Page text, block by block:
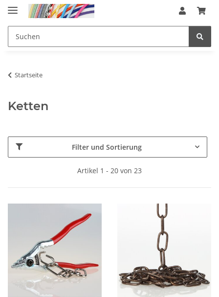
Startseite
Ketten
Filter und Sortierung
Artikel 1 - 20 von 23